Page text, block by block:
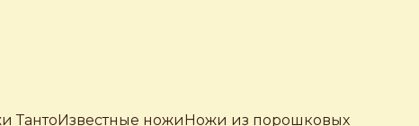
ТантоИзвестные ножиНожи из порошковых